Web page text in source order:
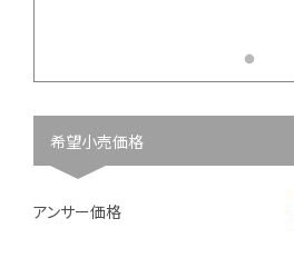
希望小売価格
アンサー価格